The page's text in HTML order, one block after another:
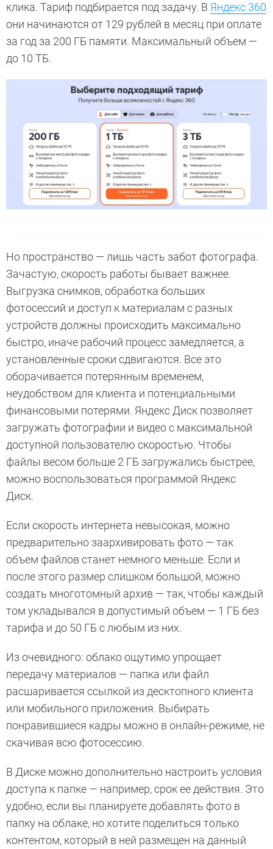
клика. Тариф подбирается под задачу. В Яндекс 360
они начинаются от 129 рублей в месяц при оплате
за год за 200 ГБ памяти. Максимальный объем —
до 10 ТБ.
Но пространство — лишь часть забот фотографа.
Зачастую, скорость работы бывает важнее.
Выгрузка снимков, обработка больших
фотосессий и доступ к материалам с разных
устройств должны происходить максимально
быстро, иначе рабочий процесс замедляется, а
установленные сроки сдвигаются. Все это
оборачивается потерянным временем,
неудобством для клиента и потенциальными
финансовыми потерями. Яндекс Диск позволяет
загружать фотографии и видео с максимальной
доступной пользователю скоростью. Чтобы
файлы весом больше 2 ГБ загружались быстрее,
можно воспользоваться программой Яндекс
Диск.
Если скорость интернета невысокая, можно
предварительно заархивировать фото — так
объем файлов станет немного меньше. Если и
после этого размер слишком большой, можно
создать многотомный архив — так, чтобы каждый
том укладывался в допустимый объем — 1 ГБ без
тарифа и до 50 ГБ с любым из них.
Из очевидного: облако ощутимо упрощает
передачу материалов — папка или файл
расшаривается ссылкой из десктопного клиента
или мобильного приложения. Выбирать
понравившиеся кадры можно в онлайн-режиме, не
скачивая всю фотосессию.
В Диске можно дополнительно настроить условия
доступа к папке — например, срок ее действия. Это
удобно, если вы планируете добавлять фото в
папку на облаке, но хотите поделиться только
контентом, который в ней размещен на данный